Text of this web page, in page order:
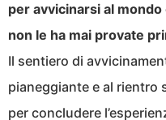
per avvicinarsi al
non le ha mai provate
Il sentiero di
pianeggiante e al rientro
per concludere